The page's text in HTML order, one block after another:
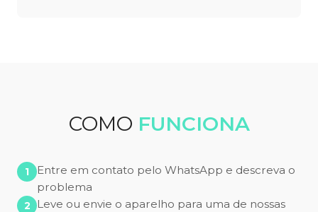
COMO FUNCIONA
Entre em contato pelo WhatsApp e descreva o
problema
Leve ou envie o aparelho para uma de nossas